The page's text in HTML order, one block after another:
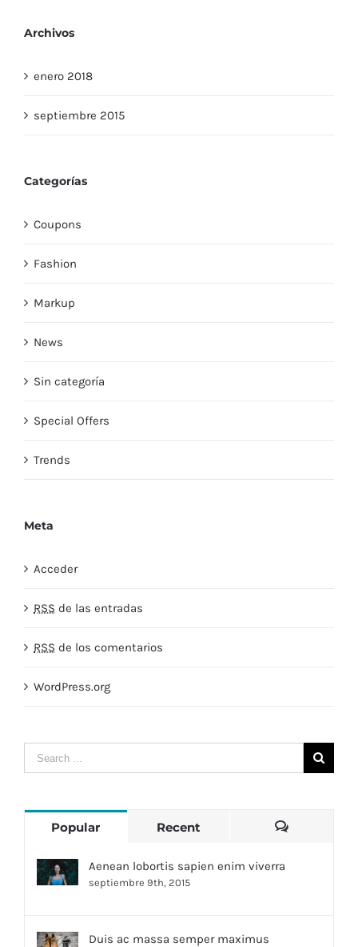
Archivos
enero 2018
septiembre 2015
Categorías
Coupons
Fashion
Markup
News
Sin categoría
Special Offers
Trends
Meta
Acceder
RSS de las entradas
RSS de los comentarios
WordPress.org
Popular
Recent
Aenean lobortis sapien enim viverra
septiembre 9th, 2015
Duis ac massa semper maximus